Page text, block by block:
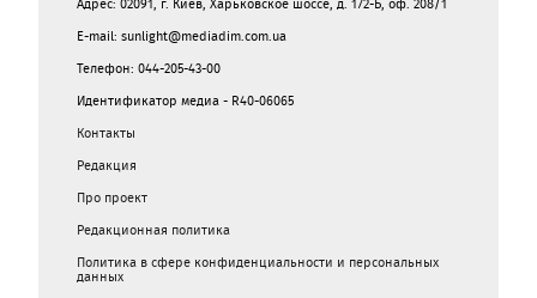
E-mail: sunlight@mediadim.com.ua
Телефон: 044-205-43-00
Идентификатор медиа - R40-06065
Контакты
Редакция
Про проект
Редакционная политика
Политика в сфере конфиденциальности и персональных
данных